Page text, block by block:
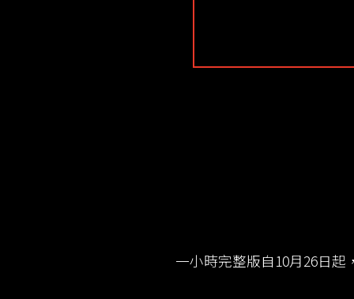
一小時完整版自10月26日起